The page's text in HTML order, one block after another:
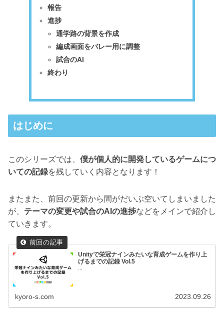
報告
進捗
通学路の背景を作成
編成画面をバレー用に調整
試合のAI
終わり
はじめに
このシリーズでは、 僕が個人的に開発しているゲームにつ
いての記録を残していく内容となります！
またまた、前回の更新から間がだいぶ空いてしまいました
が、 テーマの変更や試合のAIの進捗などをメインで紹介し
ていきます。
Unityで栄冠ナインみたいな育成ゲームを作り上
げるまでの記録 Vol.5
kyoro-s.com 2023.09.26